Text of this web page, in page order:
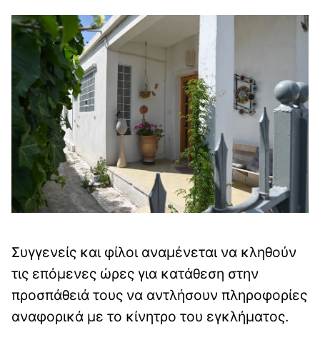
Συγγενείς και φίλοι αναμένεται να κληθούν
τις επόμενες ώρες για κατάθεση στην
προσπάθειά τους να αντλήσουν πληροφορίες
αναφορικά με το κίνητρο του εγκλήματος.